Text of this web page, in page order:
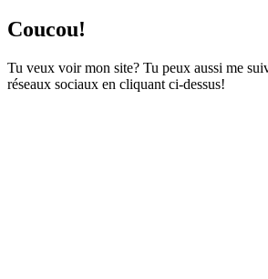
Coucou!
Tu veux voir mon site? Tu peux aussi me
réseaux sociaux en cliquant ci-dessus!